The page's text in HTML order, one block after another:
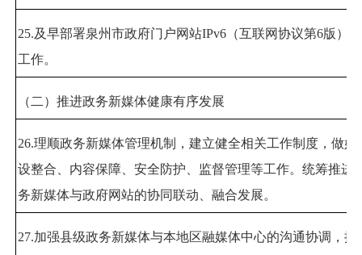
25.及早部署泉州市政府门户网站IPv6（互联网协议第6版）
工作。
（二）推进政务新媒体健康有序发展
26.理顺政务新媒体管理机制，建立健全相关工作制度，做好
设整合、内容保障、安全防护、监督管理等工作。统筹推进
务新媒体与政府网站的协同联动、融合发展。
27.加强县级政务新媒体与本地区融媒体中心的沟通协调，提